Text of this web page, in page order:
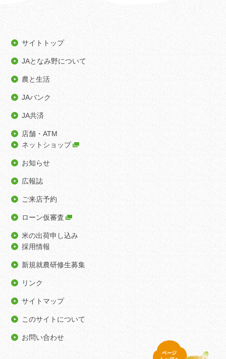
サイトトップ
JAとなみ野について
農と生活
JAバンク
JA共済
店舗・ATM
ネットショップ
お知らせ
広報誌
ご来店予約
ローン仮審査
米の出荷申し込み
採用情報
新規就農研修生募集
リンク
サイトマップ
このサイトについて
お問い合わせ